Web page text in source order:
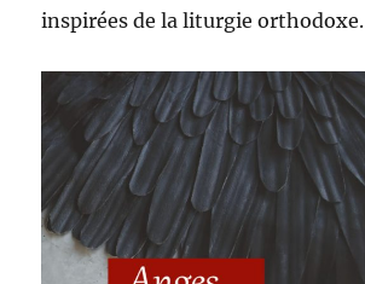
inspirées de la liturgie orthodoxe.